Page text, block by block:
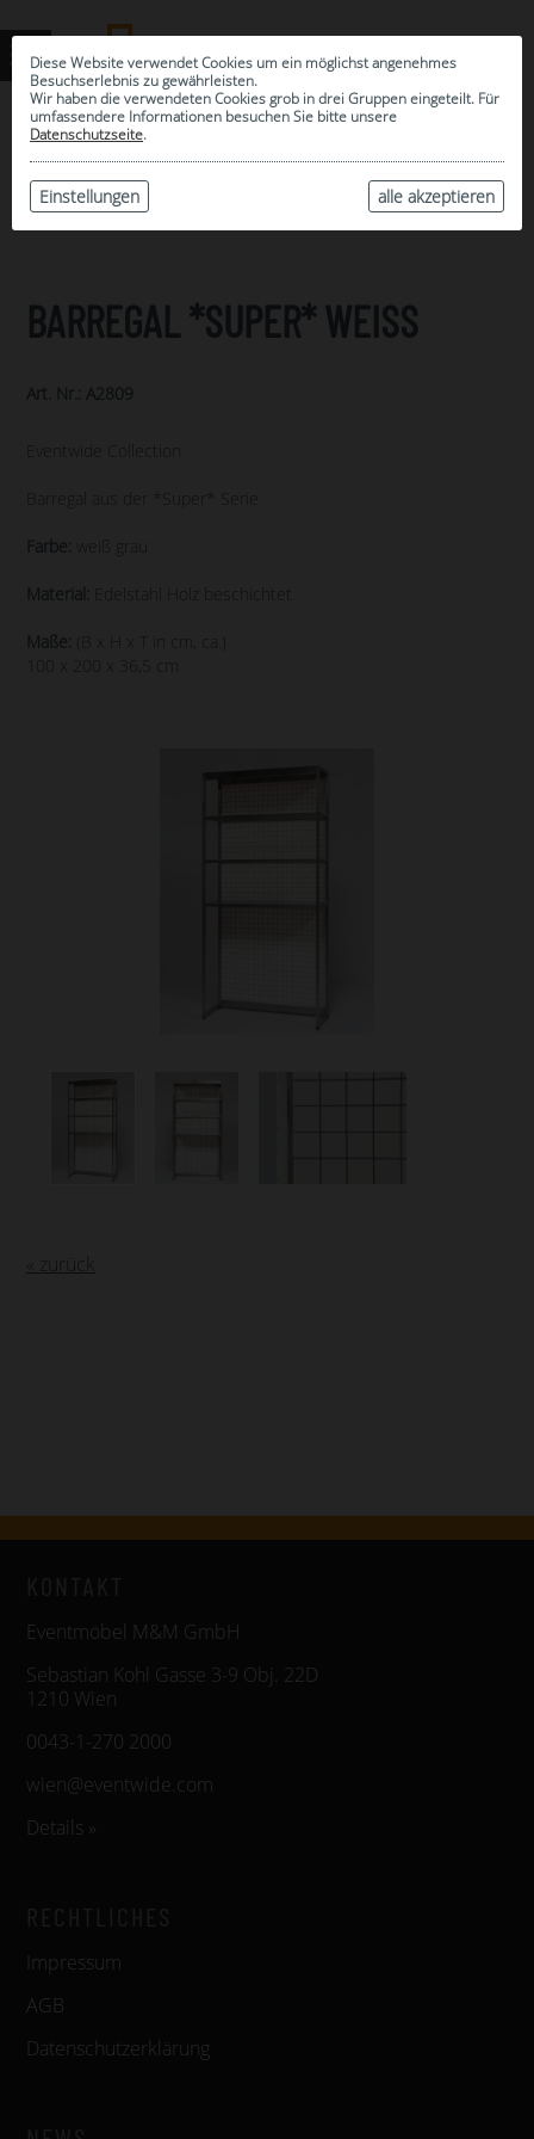
Diese Website verwendet Cookies um ein möglichst angenehmes
Besuchserlebnis zu gewährleisten.
Wir haben die verwendeten Cookies grob in drei Gruppen eingeteilt. Für
umfassendere Informationen besuchen Sie bitte unsere
Datenschutzseite.
alle akzeptieren
Einstellungen
ARCHIV
BARREGAL *SUPER* WEISS
Art. Nr.: A2809
Eventwide Collection
Barregal aus der *Super* Serie
Farbe: weiß grau
Material: Edelstahl Holz beschichtet
Maße:
(B x H x T in cm, ca.)
100 x 200 x 36,5 cm
« zurück
Eventmöbel M&M GmbH
Sebastian Kohl Gasse 3-9 Obj. 22D
1210 Wien
0043-1-270 2000
wien@eventwide.com
Details »
Impressum
AGB
Datenschutzerklärung